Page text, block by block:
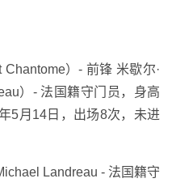
）- 前锋 米歇尔·
）- 法国籍守门员，身高
5月14日，出场8次，未进
Landreau - 法国籍守